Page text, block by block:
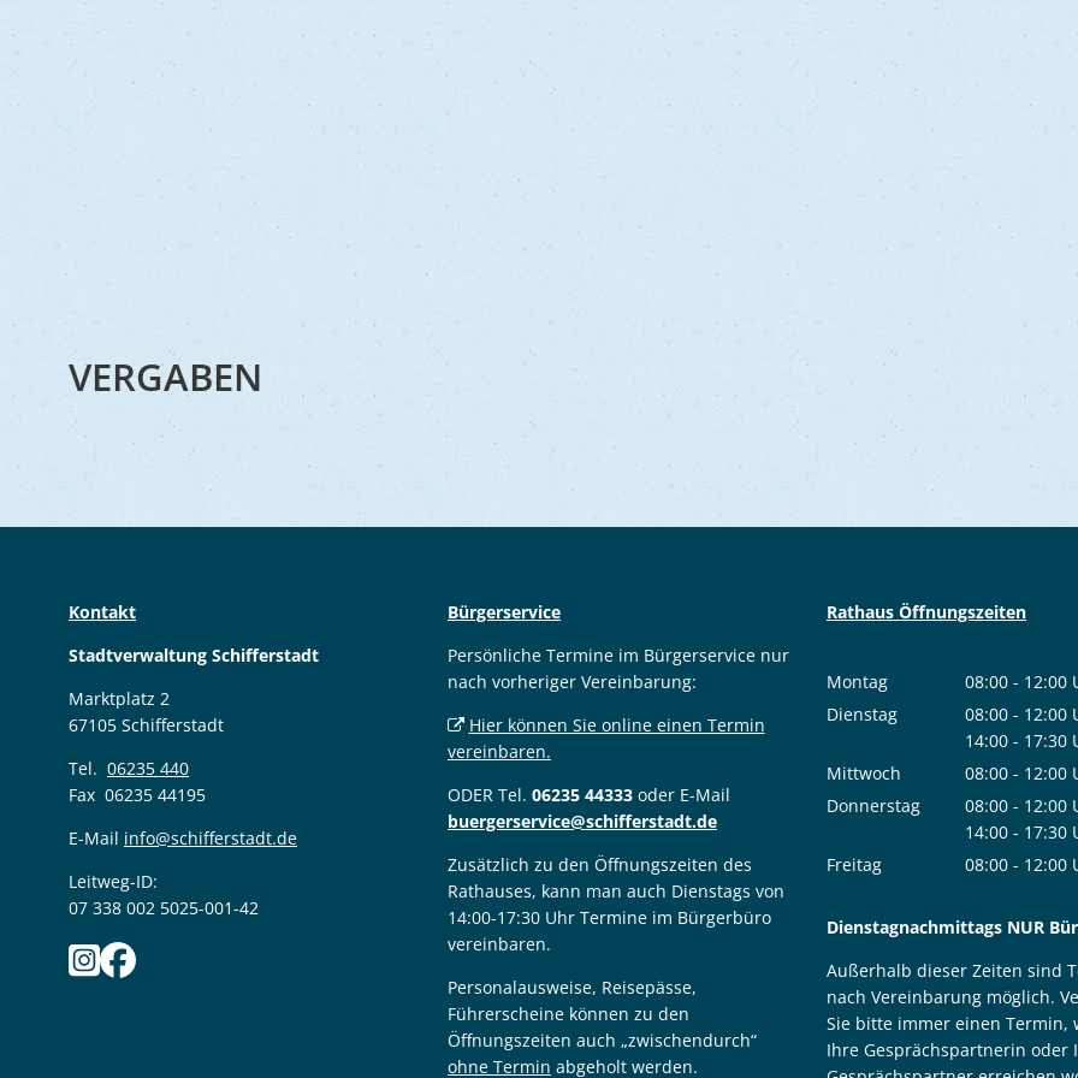
VERGABEN
Kontakt
Stadtverwaltung Schifferstadt
Marktplatz 2
67105 Schifferstadt
Tel. 06235 440
Fax 06235 44195
E-Mail info@schifferstadt.de
Leitweg-ID:
07 338 002 5025-001-42
Bürgerservice
Persönliche Termine im Bürgerservice nur
nach vorheriger Vereinbarung:
Hier können Sie online einen Termin
vereinbaren.
ODER Tel. 06235 44333 oder E-Mail
buergerservice@schifferstadt.de
Zusätzlich zu den Öffnungszeiten des
Rathauses, kann man auch Dienstags von
14:00-17:30 Uhr Termine im Bürgerbüro
vereinbaren.
Personalausweise, Reisepässe,
Führerscheine können zu den
Öffnungszeiten auch „zwischendurch“
ohne Termin abgeholt werden.
Rathaus Öffnungszeiten
Montag 08:00 - 12:00
Von 08:00 bis
Dienstag 08:00 - 12:00
Von 08:00 bis
14:00 - 17:30
Von 14:00 bis
Mittwoch 08:00 - 12:00
Von 08:00 bis
Donnerstag 08:00 - 12:00
Von 08:00 bis
14:00 - 17:30
Von 14:00 bis
Freitag 08:00 - 12:00
Dienstagnachmittags NUR
Außerhalb dieser Zeiten sind
nach Vereinbarung möglich.
Sie bitte immer einen Termin,
Ihre Gesprächspartnerin oder